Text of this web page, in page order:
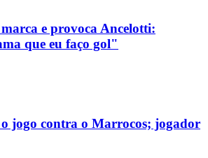
e provoca Ancelotti:
que eu faço gol"
jogo contra o Marrocos; jogador